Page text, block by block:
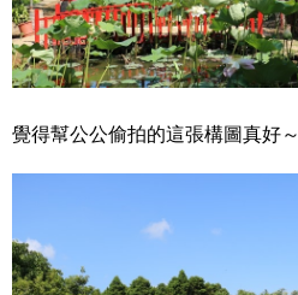
覺得幫公公偷拍的這張構圖真好～